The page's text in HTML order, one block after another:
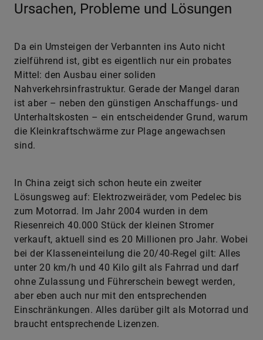
Ursachen, Probleme und Lösungen
Da ein Umsteigen der Verbannten ins Auto nicht
zielführend ist, gibt es eigentlich nur ein probates
Mittel: den Ausbau einer soliden
Nahverkehrsinfrastruktur. Gerade der Mangel daran
ist aber – neben den günstigen Anschaffungs- und
Unterhaltskosten – ein entscheidender Grund, warum
die Kleinkraftschwärme zur Plage angewachsen
sind.
In China zeigt sich schon heute ein zweiter
Lösungsweg auf: Elektrozweiräder, vom Pedelec bis
zum Motorrad. Im Jahr 2004 wurden in dem
Riesenreich 40.000 Stück der kleinen Stromer
verkauft, aktuell sind es 20 Millionen pro Jahr. Wobei
bei der Klasseneinteilung die 20/40-Regel gilt: Alles
unter 20 km/h und 40 Kilo gilt als Fahrrad und darf
ohne Zulassung und Führerschein bewegt werden,
aber eben auch nur mit den entsprechenden
Einschränkungen. Alles darüber gilt als Motorrad und
braucht entsprechende Lizenzen.